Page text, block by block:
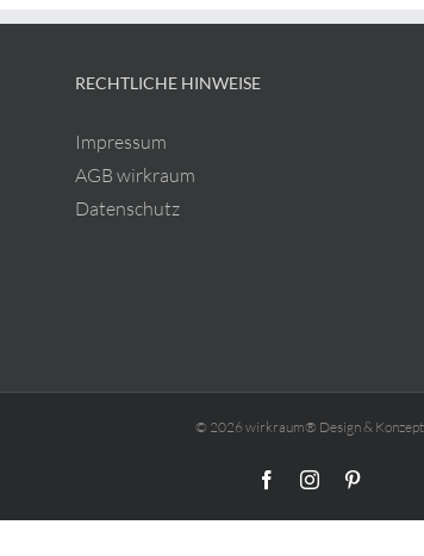
RECHTLICHE HINWEISE
Impressum
AGB wirkraum
Datenschutz
© 2026 wirkraum® Design & Konzept
FacebookInstagram